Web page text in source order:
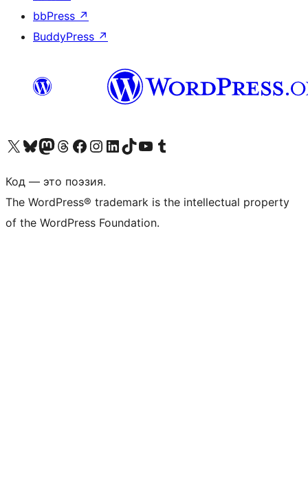
bbPress ↗
BuddyPress ↗
Посетите нас в X (ранее Twitter)
Посетите нашу учётную запись в Bluesky
Посетите нашу ленту в Mastodon
Посетите нашу учётную запись в Threads
Посетите нашу страницу на Facebook
Посетите наш Instagram
Посетите нашу страницу в LinkedIn
Посетите нашу учётную запись в TikTok
Посетите наш канал YouTube
Посетите нашу учётную запись в Tumblr
Код — это поэзия.
The WordPress® trademark is the intellectual property
of the WordPress Foundation.